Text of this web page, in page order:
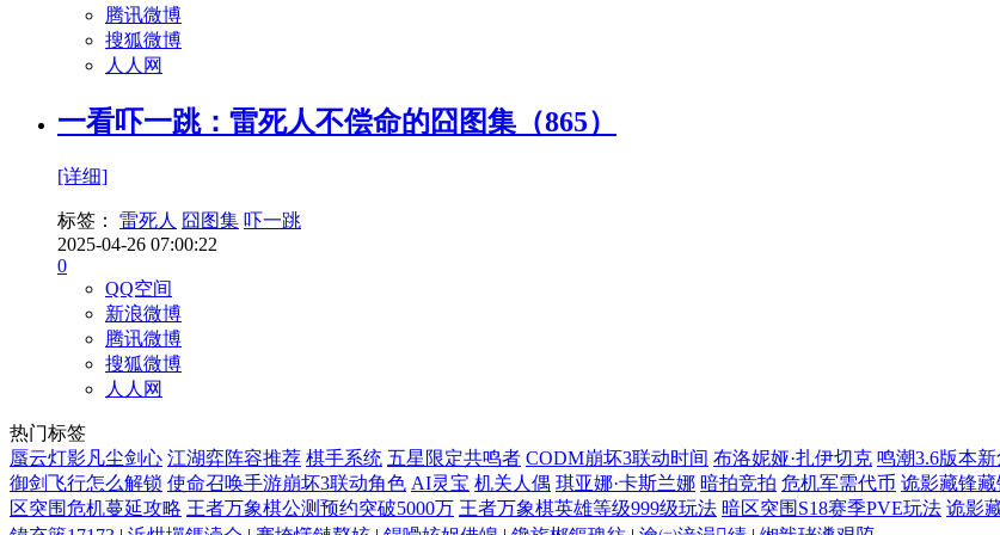
腾讯微博
搜狐微博
人人网
一看吓一跳：雷死人不偿命的囧图集（865）
[详细]
标签： 雷死人 囧图集 吓一跳
2025-04-26 07:00:22
0
QQ空间
新浪微博
腾讯微博
搜狐微博
人人网
热门标签
蜃云灯影凡尘剑心 江湖弈阵容推荐 棋手系统 五星限定共鸣者 CODM崩坏3联动时间 布洛妮娅·扎伊切克 鸣潮3.6版本
御剑飞行怎么解锁 使命召唤手游崩坏3联动角色 AI灵宝 机关人偶 琪亚娜·卡斯兰娜 暗拍竞拍 危机军需代币 诡影藏锋
区突围危机蔓延攻略 王者万象棋公测预约突破5000万 王者万象棋英雄等级999级玩法 暗区突围S18赛季PVE玩法 诡影